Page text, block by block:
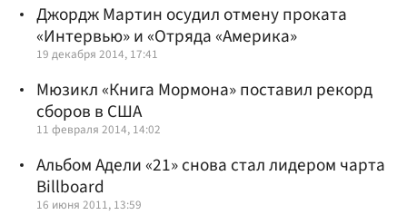
Джордж Мартин осудил отмену проката
«Интервью» и «Отряда «Америка»
19 декабря 2014, 17:41
Мюзикл «Книга Мормона» поставил рекорд
сборов в США
11 февраля 2014, 14:02
Альбом Адели «21» снова стал лидером чарта
Billboard
16 июня 2011, 13:59